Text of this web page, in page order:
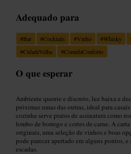
Adequado para
#Bar #Cocktails #Vinho #Whisky
#CidadeVelha #ComidaConforto
O que esperar
Ambiente quente e discreto, luz baixa e
próximas umas das outras, ideal para
cozinha serve pratos de assinatura como
lombo de borrego e cortes de carne. A
originais, uma seleção de vinhos e boas
pode parecer apertado em alguns pontos,
escadas.